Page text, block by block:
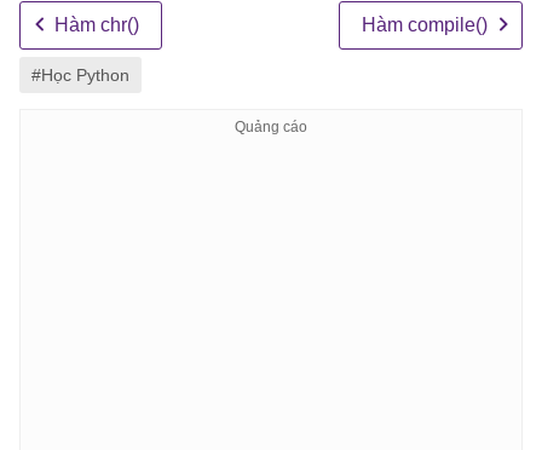
Hàm chr() Hàm compile()
#Học Python